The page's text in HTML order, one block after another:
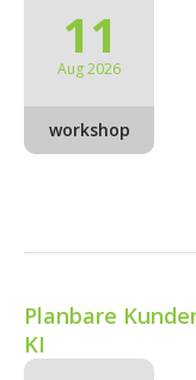
11
Aug 2026
workshop
Planbare
KI